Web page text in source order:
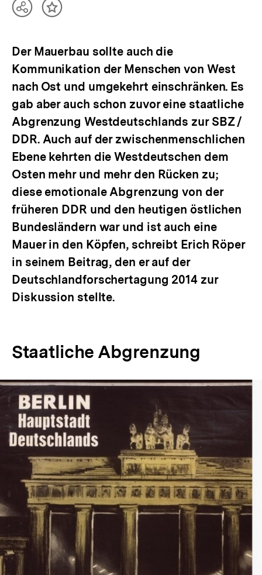
TeilenInhalt
Der Mauerbau sollte auch die
Kommunikation der Menschen von West
nach Ost und umgekehrt einschränken. Es
gab aber auch schon zuvor eine staatliche
Abgrenzung Westdeutschlands zur SBZ /
DDR. Auch auf der zwischenmenschlichen
Ebene kehrten die Westdeutschen dem
Osten mehr und mehr den Rücken zu;
diese emotionale Abgrenzung von der
früheren DDR und den heutigen östlichen
Bundesländern war und ist auch eine
Mauer in den Köpfen, schreibt Erich Röper
in seinem Beitrag, den er auf der
Deutschlandforschertagung 2014 zur
Diskussion stellte.
Staatliche Abgrenzung